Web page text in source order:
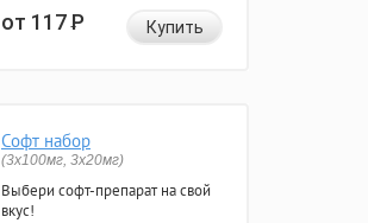
от 117Р Купить
Софт набор
(3x100мг, 3x20мг)
Выбери софт-препарат на свой
вкус!